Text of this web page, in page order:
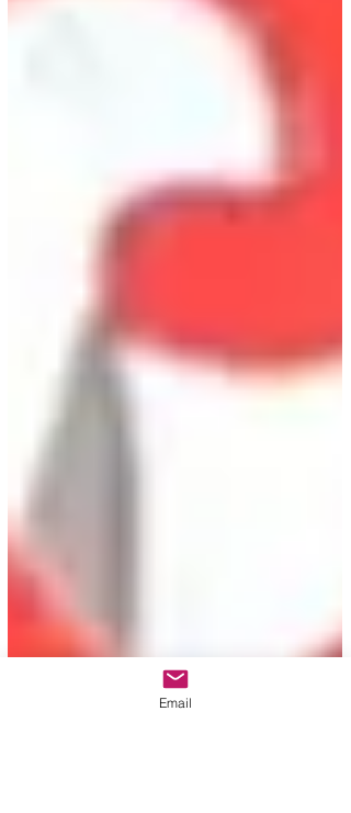
Email